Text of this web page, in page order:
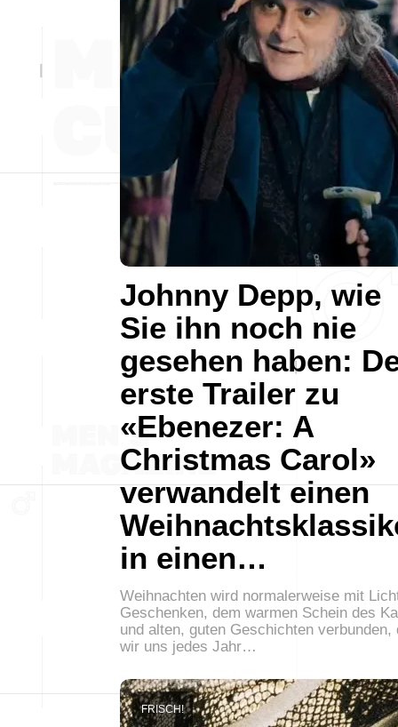
Johnny Depp, wie
Sie ihn noch nie
gesehen haben:
erste Trailer zu
«Ebenezer: A
Christmas Carol»
verwandelt einen
in einen…
Weihnachten wird normalerweise mit
Geschenken, dem warmen Schein des
und alten, guten Geschichten verbunden,
wir uns jedes Jahr…
FRISCH!